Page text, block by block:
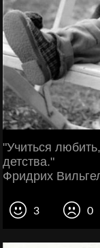
"Учиться
детства."
Фридрих
3 0